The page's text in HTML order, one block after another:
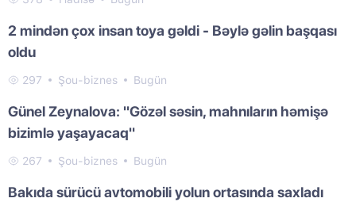
2 mindən çox insan toya gəldi - Bəylə gəlin başqası
oldu
297 Şou-biznes Bugün
Günel Zeynalova: "Gözəl səsin, mahnıların həmişə
bizimlə yaşayacaq"
267 Şou-biznes Bugün
Bakıda sürücü avtomobili yolun ortasında saxladı